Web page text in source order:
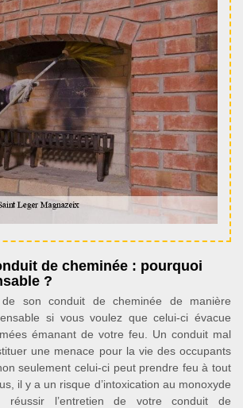
de cheminée : pourquoi
?
de son conduit de cheminée de manière
si vous voulez que celui-ci évacue
émanant de votre feu. Un conduit mal
une menace pour la vie des occupants
seulement celui-ci peut prendre feu à tout
il y a un risque d’intoxication au monoxyde
réussir l’entretien de votre conduit de